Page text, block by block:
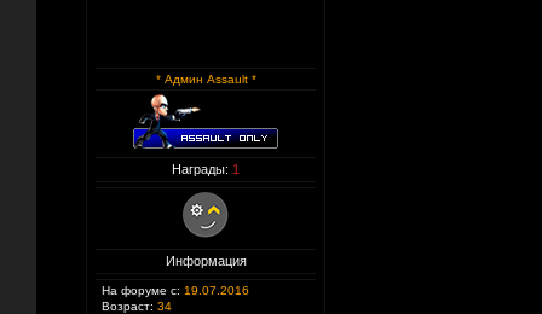
* Админ Assault *
Награды: 1
Информация
На форуме с: 19.07.2016
Возраст: 34